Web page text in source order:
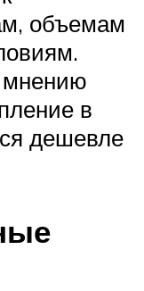
объемам
в
дешевле